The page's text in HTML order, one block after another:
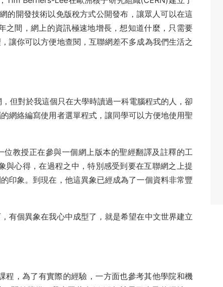
的開發技術以免版稅方式公開發布，讓眾人可以在這
之間，網上的資訊極速地增長，想知道什麼，只需要
讓你可以方便地查閱，互聯網差不多成為我們生活之
但對於我這個只在大學時讀過一科電腦程式的人，卻
網絡編寫使用者選單程式，讓同學可以方便地使用聖
教授正在參與一個網上版本的聖經翻譯及註釋的工
與心得，在過程之中，特別感受到要在互聯網之上提
印象。到現在，他這異象已經成為了一個資料非常豐
有個異象在我心中成型了，就是希望在中文世界建立
程，為了有實際的經驗，一方面也參考其他學院和機